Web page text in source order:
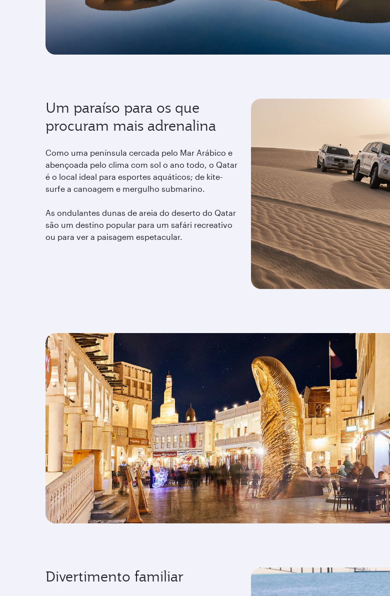
Um paraíso para os que
procuram mais adrenalina
Como uma península cercada pelo Mar Arábico e
abençoada pelo clima com sol o ano todo, o Qatar
é o local ideal para esportes aquáticos; de kite-
surfe a canoagem e mergulho submarino.
As ondulantes dunas de areia do deserto do Qatar
são um destino popular para um safári recreativo
ou para ver a paisagem espetacular.
Divertimento familiar